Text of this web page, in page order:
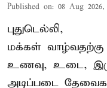
Published on: 08 Aug
புதுடெல்லி,
மக்கள்
உணவு, உடை,
அடிப்படை